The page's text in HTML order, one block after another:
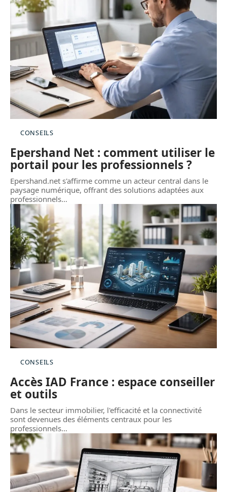
CONSEILS
Epershand Net : comment utiliser le
portail pour les professionnels ?
Epershand.net s'affirme comme un acteur central dans le
paysage numérique, offrant des solutions adaptées aux
professionnels…
CONSEILS
Accès IAD France : espace conseiller
et outils
Dans le secteur immobilier, l'efficacité et la connectivité
sont devenues des éléments centraux pour les
professionnels…